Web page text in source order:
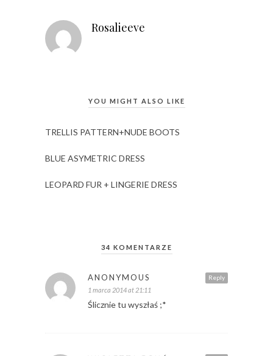
Rosalieeve
YOU MIGHT ALSO LIKE
TRELLIS PATTERN+NUDE BOOTS
BLUE ASYMETRIC DRESS
LEOPARD FUR + LINGERIE DRESS
34 KOMENTARZE
Reply
ANONYMOUS
1 marca 2014 at 21:11
Ślicznie tu wyszłaś ;*